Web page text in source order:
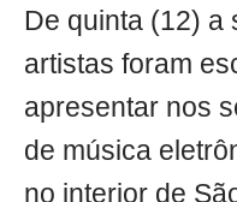
De quinta (12) a
artistas foram
apresentar nos
de música
no interior de